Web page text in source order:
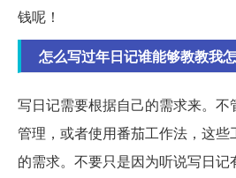
钱呢！
怎么写过年日记谁能够教教我
写日记需要根据自己的需求来。不
管理，或者使用番茄工作法，这些
的需求。不要只是因为听说写日